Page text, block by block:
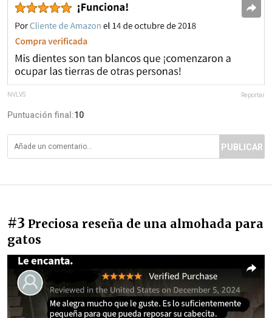
NVLVS Reportar
Puntuación final:10
PUBLICAR
#3 Preciosa reseña de una almohada para
gatos